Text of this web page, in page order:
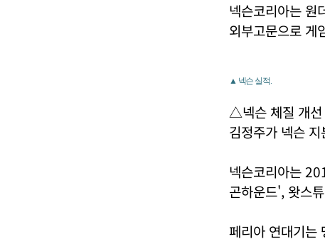
넥슨코리아는 원
외부고문으로 게
▲ 넥슨 실적.
△넥슨 체질 개선
김정주가 넥슨
넥슨코리아는
곤하운드', 왓스
페리아 연대기는